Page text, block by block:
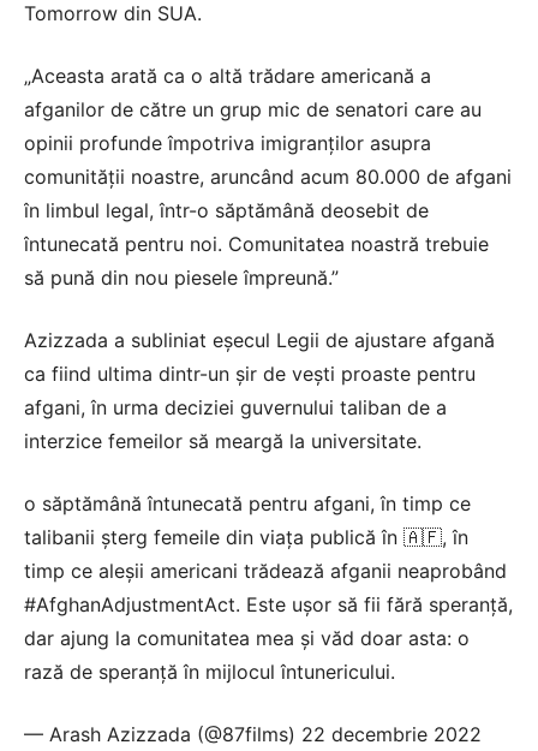
Tomorrow din SUA.
„Aceasta arată ca o altă trădare americană a
afganilor de către un grup mic de senatori care au
opinii profunde împotriva imigranților asupra
comunității noastre, aruncând acum 80.000 de afgani
în limbul legal, într-o săptămână deosebit de
întunecată pentru noi. Comunitatea noastră trebuie
să pună din nou piesele împreună.”
Azizzada a subliniat eșecul Legii de ajustare afgană
ca fiind ultima dintr-un șir de vești proaste pentru
afgani, în urma deciziei guvernului taliban de a
interzice femeilor să meargă la universitate.
o săptămână întunecată pentru afgani, în timp ce
talibanii șterg femeile din viața publică în 🇦🇫, în
timp ce aleșii americani trădează afganii neaprobând
#AfghanAdjustmentAct. Este ușor să fii fără speranță,
dar ajung la comunitatea mea și văd doar asta: o
rază de speranță în mijlocul întunericului.
— Arash Azizzada (@87films) 22 decembrie 2022